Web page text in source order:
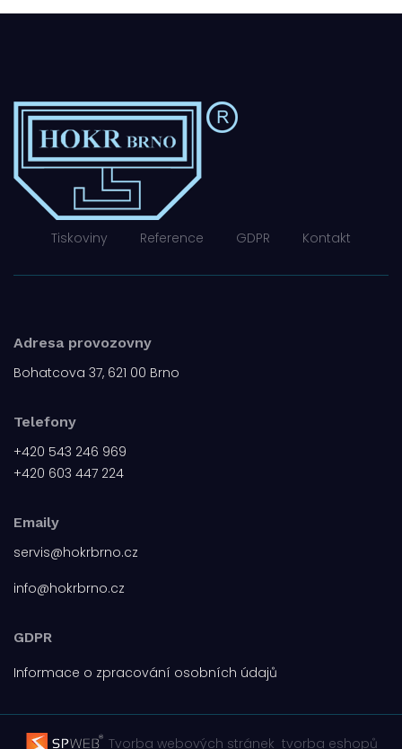
Tiskoviny Reference GDPR Kontakt
Adresa provozovny
Bohatcova 37, 621 00 Brno
Telefony
+420 543 246 969
+420 603 447 224
Emaily
servis@hokrbrno.cz
info@hokrbrno.cz
GDPR
Informace o zpracování osobních údajů
Tvorba webových stránek tvorba eshopů